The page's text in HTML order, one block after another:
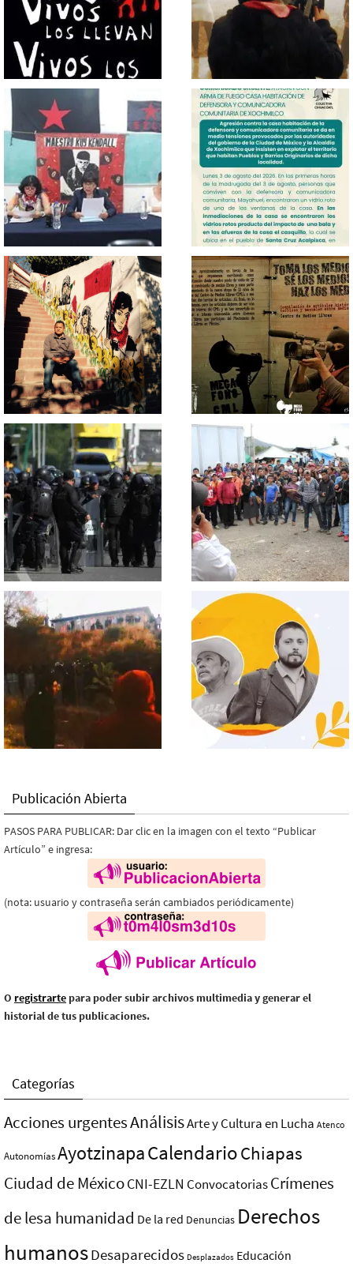
Publicación Abierta
PASOS PARA PUBLICAR: Dar clic en la imagen con el texto “Publicar
Artículo” e ingresa:
(nota: usuario y contraseña serán cambiados periódicamente)
O registrarte para poder subir archivos multimedia y generar el
historial de tus publicaciones.
Categorías
Acciones urgentesAnálisisArte y Cultura en Lucha Atenco
AutonomíasAyotzinapaCalendarioChiapas
Ciudad de MéxicoCNI-EZLN ConvocatoriasCrímenes
de lesa humanidad De la red Denuncias Derechos
humanosDesaparecidos Desplazados Educación